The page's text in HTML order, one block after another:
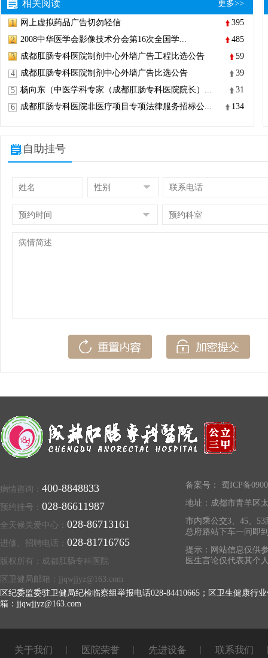
相关阅读 更多>>
1 网上虚拟药品广告切勿轻信
395
2
2008中华医学会影像技术分会第16次全国学...
485
3
成都肛肠专科医院制剂中心外墙广告工程比选公告
59
4
成都肛肠专科医院制剂中心外墙广告比选公告
39
5
杨向东（中医学科专家（成都肛肠专科医院院长）...
31
6
成都肛肠专科医院非医疗项目专项法律服务招标公... 134
自助挂号
病情咨询： 400-8848833
预约挂号： 028-86611987
全天候关爱中心： 028-86713161
进修、招聘电话： 028-81716765
版权所有：成都肛肠专科医院
区卫健局邮箱：jjqwjjyz@163.com
备案号：
蜀ICP备
地址：成都市青羊区
市内乘公交3、45、
总府路站下车一问即
提示：网站信息仅供
医生言论仅代表其个
区纪委监委驻卫健局纪检临察组举报电话028-84410665；区卫生健康行
箱：jjqwjjyz@163.com
关于我们 医院荣誉 先进设备 联系我们